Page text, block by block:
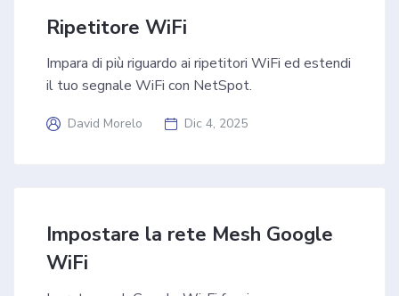
Ripetitore WiFi
Impara di più riguardo ai ripetitori WiFi ed estendi
il tuo segnale WiFi con NetSpot.
David Morelo Dic 4, 2025
Impostare la rete Mesh Google
WiFi